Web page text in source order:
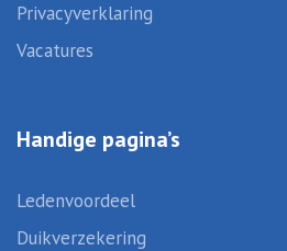
Privacyverklaring
Vacatures
Handige pagina’s
Ledenvoordeel
Duikverzekering